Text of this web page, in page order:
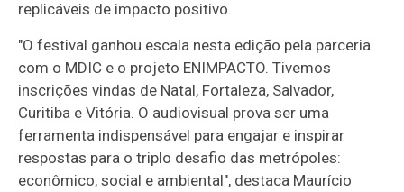
replicáveis de impacto positivo.
"O festival ganhou escala nesta edição pela parceria
com o MDIC e o projeto ENIMPACTO. Tivemos
inscrições vindas de Natal, Fortaleza, Salvador,
Curitiba e Vitória. O audiovisual prova ser uma
ferramenta indispensável para engajar e inspirar
respostas para o triplo desafio das metrópoles:
econômico, social e ambiental", destaca Maurício